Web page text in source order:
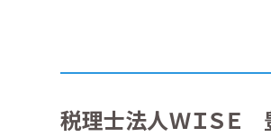
税理士法人ＷＩＳＥ